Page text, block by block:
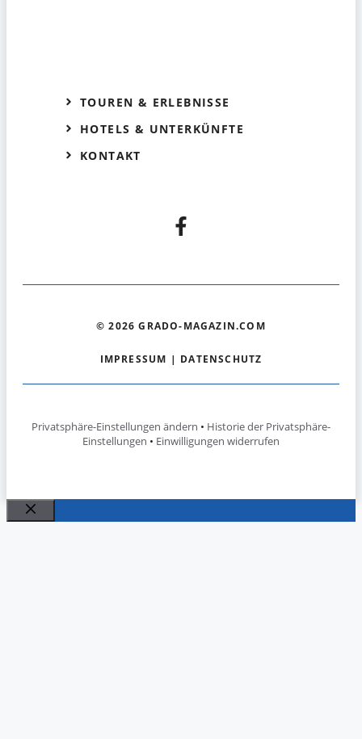
TOUREN & ERLEBNISSE
HOTELS & UNTERKÜNFTE
KONTAKT
© 2026 GRADO-MAGAZIN.COM
IMPRESSUM | DATENSCHUTZ
Privatsphäre-Einstellungen ändern • Historie der Privatsphäre-
Einstellungen • Einwilligungen widerrufen
Schließen